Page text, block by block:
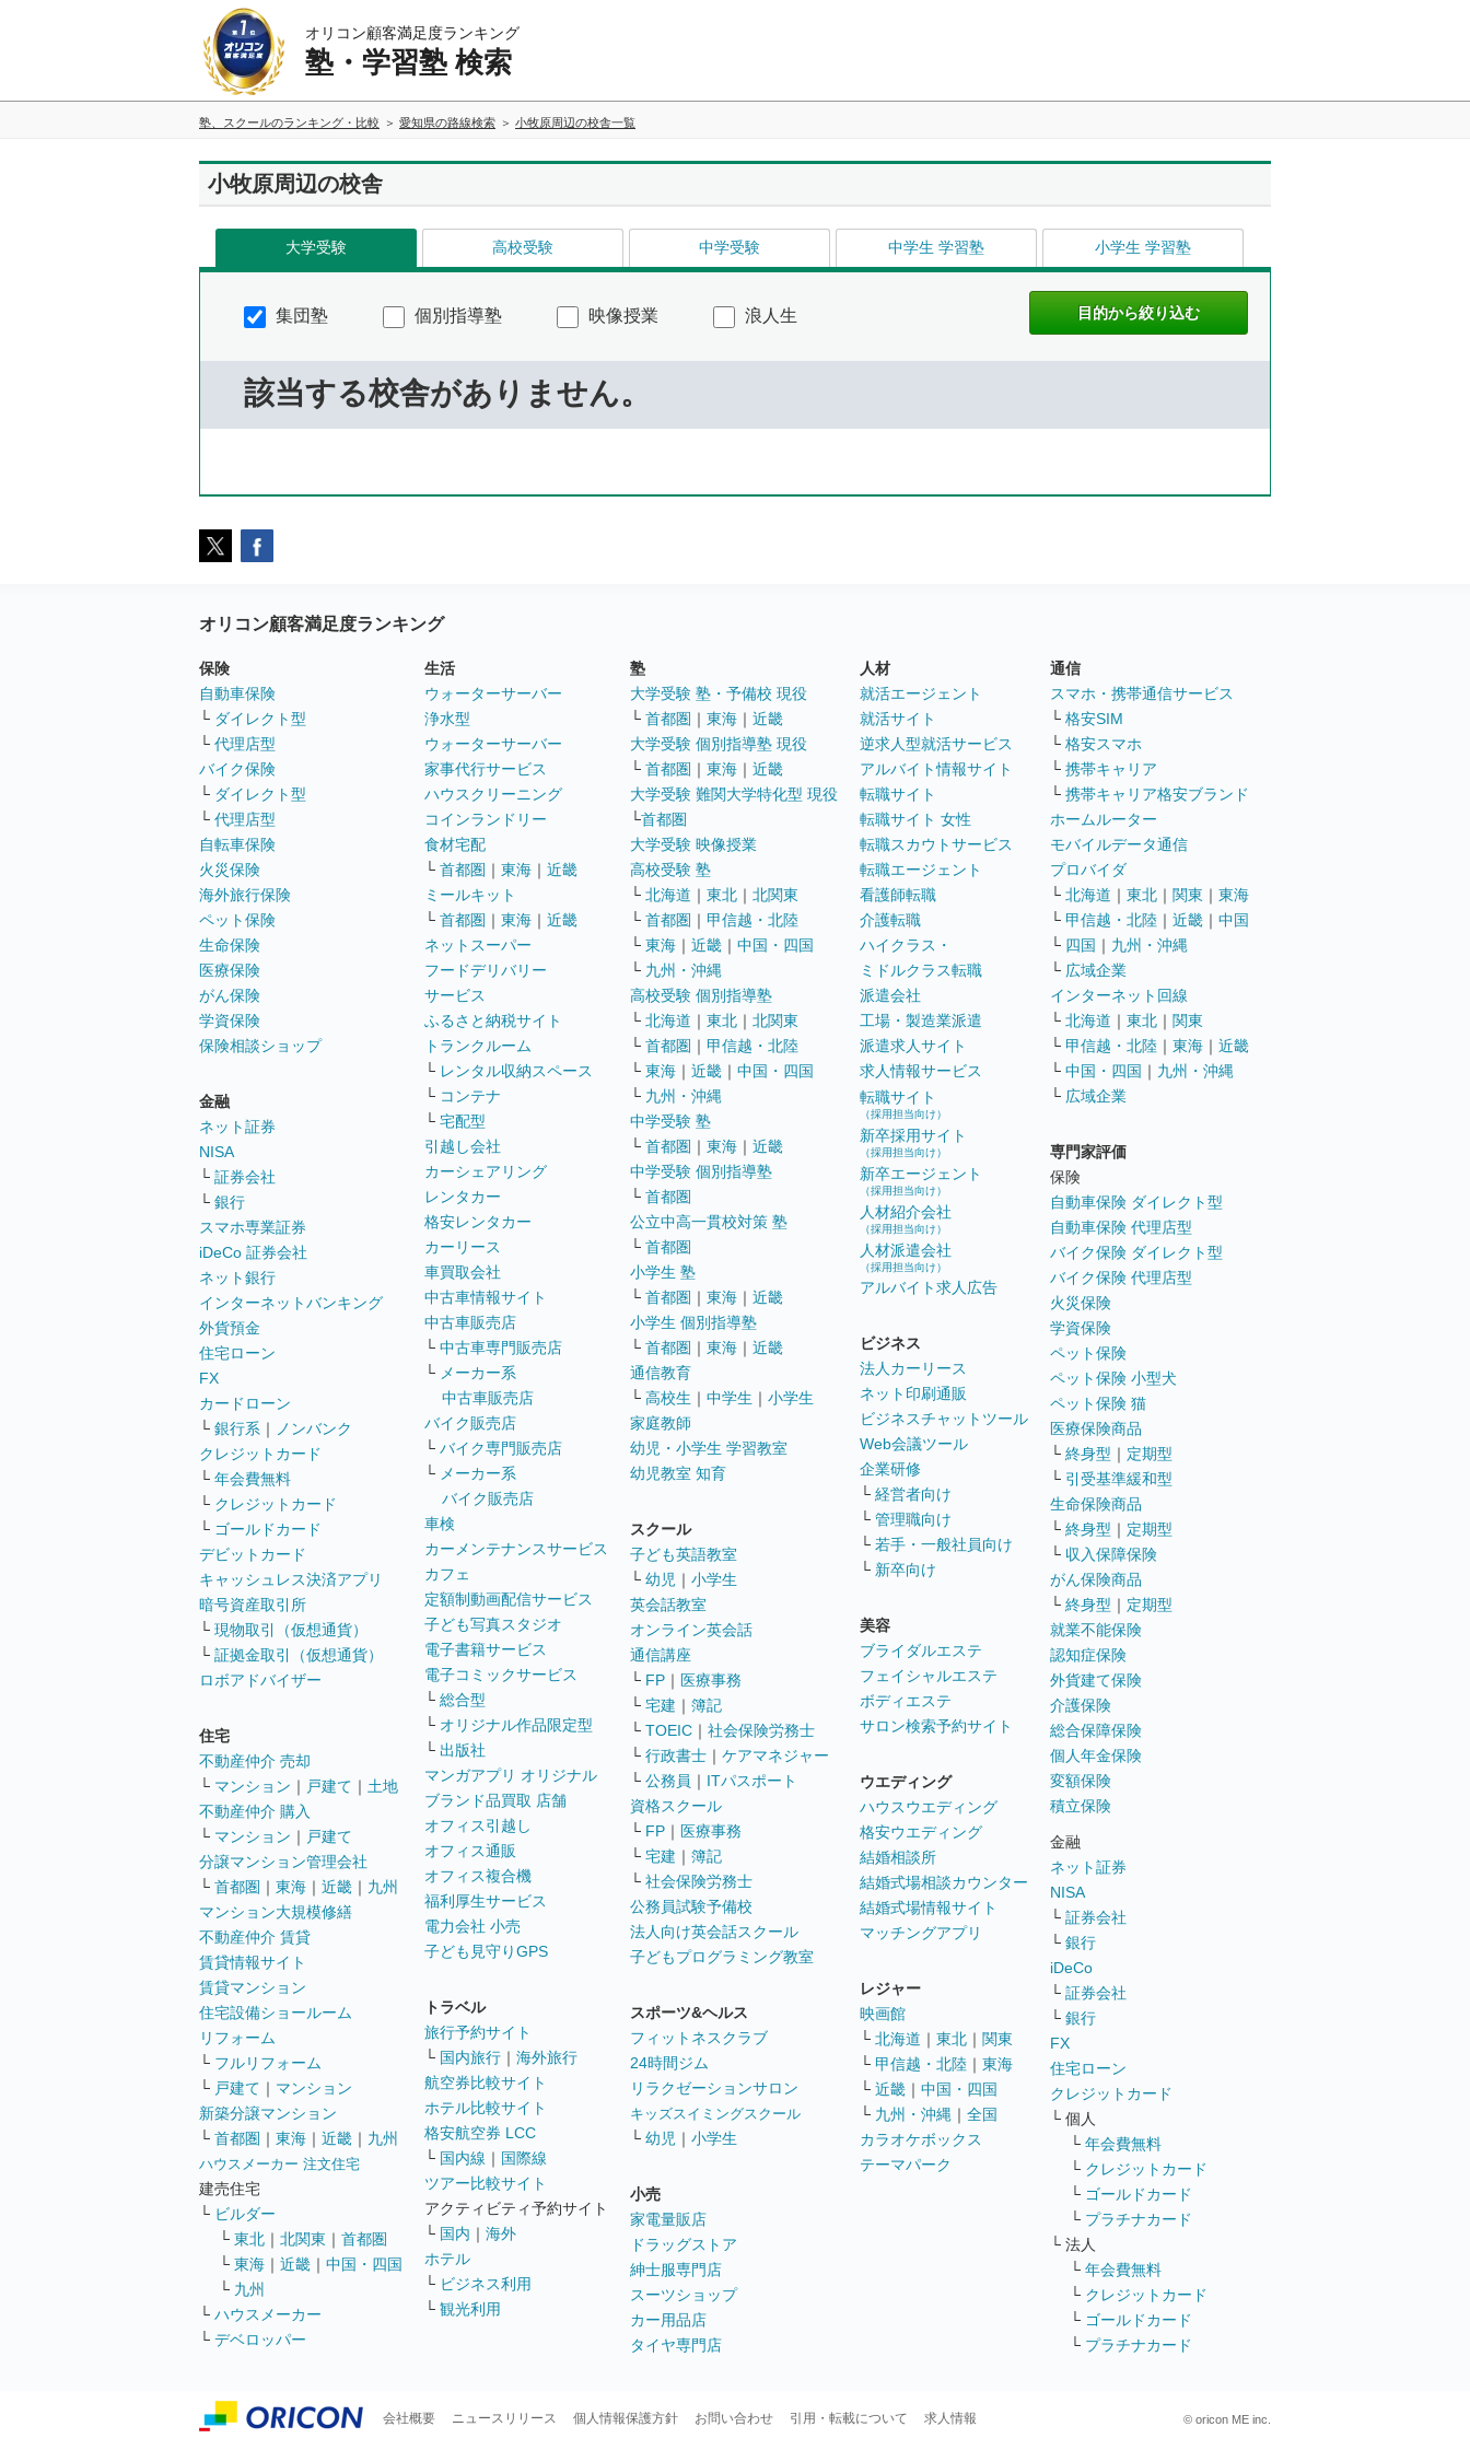
オリコン顧客満足度ランキング
塾・学習塾 検索
塾、スクールのランキング・比較 愛知県の路線検索 小牧原周辺の校舎一覧
小牧原周辺の校舎
大学受験 高校受験 中学受験 中学生 学習塾 小学生 学習塾
集団塾 個別指導塾 映像授業 浪人生
該当する校舎がありません。
オリコン顧客満足度ランキング
保険
自動車保険
└ ダイレクト型
└ 代理店型
バイク保険
└ ダイレクト型
└ 代理店型
自転車保険
火災保険
海外旅行保険
ペット保険
生命保険
医療保険
がん保険
学資保険
保険相談ショップ
金融
ネット証券
NISA
└ 証券会社
└ 銀行
スマホ専業証券
iDeCo 証券会社
ネット銀行
インターネットバンキング
外貨預金
住宅ローン
FX
カードローン
└ 銀行系 ｜
ノンバンク
クレジットカード
└ 年会費無料
└ クレジットカード
└ ゴールドカード
デビットカード
キャッシュレス決済アプリ
暗号資産取引所
└ 現物取引（仮想通貨）
└ 証拠金取引（仮想通貨）
ロボアドバイザー
住宅
不動産仲介 売却
└ マンション ｜ 戸建て ｜ 土地
不動産仲介 購入
└ マンション ｜ 戸建て
分譲マンション管理会社
└ 首都圏 ｜ 東海 ｜ 近畿 ｜ 九州
マンション大規模修繕
不動産仲介 賃貸
賃貸情報サイト
賃貸マンション
住宅設備ショールーム
リフォーム
└ フルリフォーム
└ 戸建て ｜ マンション
新築分譲マンション
└ 首都圏 ｜ 東海 ｜ 近畿 ｜ 九州
ハウスメーカー 注文住宅
建売住宅
└ ビルダー
└ 東北 ｜ 北関東 ｜ 首都圏
└ 東海 ｜ 近畿 ｜ 中国・四国
└ 九州
└ ハウスメーカー
└ デベロッパー
生活
ウォーターサーバー
浄水型
ウォーターサーバー
家事代行サービス
ハウスクリーニング
コインランドリー
食材宅配
└ 首都圏 ｜ 東海 ｜ 近畿
ミールキット
└ 首都圏 ｜ 東海 ｜ 近畿
ネットスーパー
フードデリバリー
サービス
ふるさと納税サイト
トランクルーム
└ レンタル収納スペース
└ コンテナ
└ 宅配型
引越し会社
カーシェアリング
レンタカー
格安レンタカー
カーリース
車買取会社
中古車情報サイト
中古車販売店
└ 中古車専門販売店
└ メーカー系
中古車販売店
バイク販売店
└ バイク専門販売店
└ メーカー系
バイク販売店
車検
カーメンテナンスサービス
カフェ
定額制動画配信サービス
子ども写真スタジオ
電子書籍サービス
電子コミックサービス
└ 総合型
└ オリジナル作品限定型
└ 出版社
マンガアプリ オリジナル
ブランド品買取 店舗
オフィス引越し
オフィス通販
オフィス複合機
福利厚生サービス
電力会社 小売
子ども見守りGPS
トラベル
旅行予約サイト
└ 国内旅行 ｜ 海外旅行
航空券比較サイト
ホテル比較サイト
格安航空券 LCC
└ 国内線 ｜ 国際線
ツアー比較サイト
アクティビティ予約サイト
└ 国内 ｜ 海外
ホテル
└ ビジネス利用
└ 観光利用
塾
大学受験 塾・予備校 現役
└ 首都圏 ｜ 東海 ｜ 近畿
大学受験 個別指導塾 現役
└ 首都圏 ｜ 東海 ｜ 近畿
大学受験 難関大学特化型 現役
└首都圏
大学受験 映像授業
高校受験 塾
└ 北海道 ｜ 東北 ｜ 北関東
└ 首都圏 ｜ 甲信越・北陸
└ 東海 ｜ 近畿 ｜ 中国・四国
└ 九州・沖縄
高校受験 個別指導塾
└ 北海道 ｜ 東北 ｜ 北関東
└ 首都圏 ｜ 甲信越・北陸
└ 東海 ｜ 近畿 ｜ 中国・四国
└ 九州・沖縄
中学受験 塾
└ 首都圏 ｜ 東海 ｜ 近畿
中学受験 個別指導塾
└ 首都圏
公立中高一貫校対策 塾
└ 首都圏
小学生 塾
└ 首都圏 ｜ 東海 ｜ 近畿
小学生 個別指導塾
└ 首都圏 ｜ 東海 ｜ 近畿
通信教育
└ 高校生 ｜ 中学生 ｜ 小学生
家庭教師
幼児・小学生 学習教室
幼児教室 知育
スクール
子ども英語教室
└ 幼児 ｜ 小学生
英会話教室
オンライン英会話
通信講座
└ FP ｜ 医療事務
└ 宅建 ｜ 簿記
└ TOEIC ｜ 社会保険労務士
└ 行政書士 ｜ ケアマネジャー
└ 公務員 ｜ ITパスポート
資格スクール
└ FP ｜ 医療事務
└ 宅建 ｜ 簿記
└ 社会保険労務士
公務員試験予備校
法人向け英会話スクール
子どもプログラミング教室
スポーツ&ヘルス
フィットネスクラブ
24時間ジム
リラクゼーションサロン
キッズスイミングスクール
└ 幼児 ｜ 小学生
小売
家電量販店
ドラッグストア
紳士服専門店
スーツショップ
カー用品店
タイヤ専門店
人材
就活エージェント
就活サイト
逆求人型就活サービス
アルバイト情報サイト
転職サイト
転職サイト 女性
転職スカウトサービス
転職エージェント
看護師転職
介護転職
ハイクラス・
ミドルクラス転職
派遣会社
工場・製造業派遣
派遣求人サイト
求人情報サービス
転職サイト
（採用担当向け）
新卒採用サイト
（採用担当向け）
新卒エージェント
（採用担当向け）
人材紹介会社
（採用担当向け）
人材派遣会社
（採用担当向け）
アルバイト求人広告
ビジネス
法人カーリース
ネット印刷通販
ビジネスチャットツール
Web会議ツール
企業研修
└ 経営者向け
└ 管理職向け
└ 若手・一般社員向け
└ 新卒向け
美容
ブライダルエステ
フェイシャルエステ
ボディエステ
サロン検索予約サイト
ウエディング
ハウスウエディング
格安ウエディング
結婚相談所
結婚式場相談カウンター
結婚式場情報サイト
マッチングアプリ
レジャー
映画館
└ 北海道 ｜ 東北 ｜ 関東
└ 甲信越・北陸 ｜ 東海
└ 近畿 ｜ 中国・四国
└ 九州・沖縄 ｜ 全国
カラオケボックス
テーマパーク
通信
スマホ・携帯通信サービス
└ 格安SIM
└ 格安スマホ
└ 携帯キャリア
└ 携帯キャリア格安ブランド
ホームルーター
モバイルデータ通信
プロバイダ
└ 北海道 ｜ 東北 ｜ 関東 ｜ 東海
└ 甲信越・北陸 ｜ 近畿 ｜ 中国
└ 四国 ｜ 九州・沖縄
└ 広域企業
インターネット回線
└ 北海道 ｜ 東北 ｜ 関東
└ 甲信越・北陸 ｜ 東海 ｜ 近畿
└ 中国・四国 ｜ 九州・沖縄
└ 広域企業
専門家評価
保険
自動車保険 ダイレクト型
自動車保険 代理店型
バイク保険 ダイレクト型
バイク保険 代理店型
火災保険
学資保険
ペット保険
ペット保険 小型犬
ペット保険 猫
医療保険商品
└ 終身型 ｜ 定期型
└ 引受基準緩和型
生命保険商品
└ 終身型 ｜ 定期型
└ 収入保障保険
がん保険商品
└ 終身型 ｜ 定期型
就業不能保険
認知症保険
外貨建て保険
介護保険
総合保障保険
個人年金保険
変額保険
積立保険
金融
ネット証券
NISA
└ 証券会社
└ 銀行
iDeCo
└ 証券会社
└ 銀行
FX
住宅ローン
クレジットカード
└ 個人
└ 年会費無料
└ クレジットカード
└ ゴールドカード
└ プラチナカード
└ 法人
└ 年会費無料
└ クレジットカード
└ ゴールドカード
└ プラチナカード
会社概要 ニュースリリース 個人情報保護方針 お問い合わせ 引用・転載について 求人情報 © oricon ME inc.